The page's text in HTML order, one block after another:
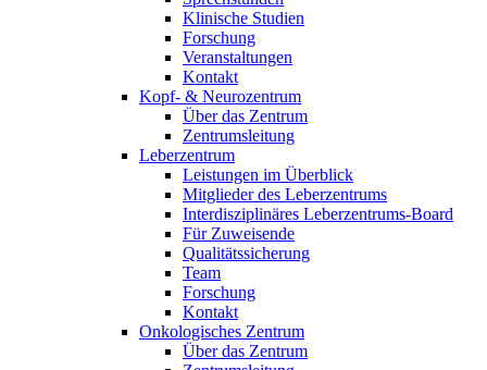
Klinische Studien
Forschung
Veranstaltungen
Kontakt
Kopf- & Neurozentrum
Über das Zentrum
Zentrumsleitung
Leberzentrum
Leistungen im Überblick
Mitglieder des Leberzentrums
Interdisziplinäres Leberzentrums-Board
Für Zuweisende
Qualitätssicherung
Team
Forschung
Kontakt
Onkologisches Zentrum
Über das Zentrum